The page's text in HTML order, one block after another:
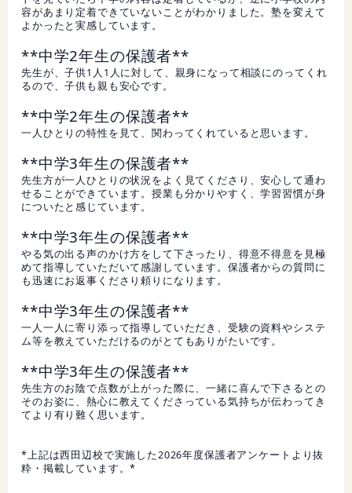
容があまり定着できていないことがわかりました。塾を変えて
よかったと実感しています。
**中学2年生の保護者**
先生が、子供1人1人に対して、親身になって相談にのってくれ
るので、子供も親も安心です。
**中学2年生の保護者**
一人ひとりの特性を見て、関わってくれていると思います。
**中学3年生の保護者**
先生方が一人ひとりの状況をよく見てくださり、安心して通わ
せることができています。授業も分かりやすく、学習習慣が身
についたと感じています。
**中学3年生の保護者**
やる気の出る声のかけ方をして下さったり、得意不得意を見極
めて指導していただいて感謝しています。保護者からの質問に
も迅速にお返事くださり頼りになります。
**中学3年生の保護者**
一人一人に寄り添って指導していただき、受験の資料やシステ
ム等を教えていただけるのがとてもありがたいです。
**中学3年生の保護者**
先生方のお陰で点数が上がった際に、一緒に喜んで下さるとの
そのお姿に、熱心に教えてくださっている気持ちが伝わってき
てより有り難く思います。
*上記は西田辺校で実施した2026年度保護者アンケートより抜
粋・掲載しています。*